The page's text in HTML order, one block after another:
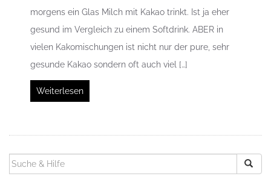
morgens ein Glas Milch mit Kakao trinkt. Ist ja eher
gesund im Vergleich zu einem Softdrink. ABER in
vielen Kakomischungen ist nicht nur der pure, sehr
gesunde Kakao sondern oft auch viel […]
Weiterlesen
SUCHEN
NACH: